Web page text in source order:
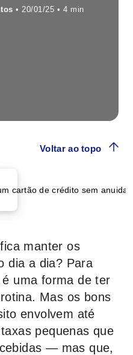
• 20/01/25 •
Voltar ao topo
cartão de crédito sem
manter os
dia a dia? Para
uma forma de ter
Mas os bons
envolvem até
pequenas que
— mas que,